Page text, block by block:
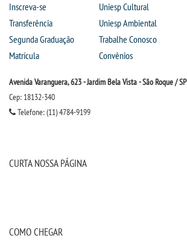
Inscreva-se
Transferência
Segunda Graduação
Matrícula
Uniesp Cultural
Uniesp Ambiental
Trabalhe Conosco
Convênios
Avenida Varanguera, 623 - Jardim Bela Vista - São Roque / SP
Cep: 18132-340
Telefone: (11) 4784-9199
CURTA NOSSA PÁGINA
COMO CHEGAR